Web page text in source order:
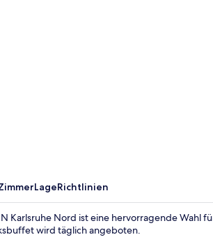
LageRichtlinien
Karlsruhe Nord ist eine hervorragende Wahl
wird täglich angeboten.